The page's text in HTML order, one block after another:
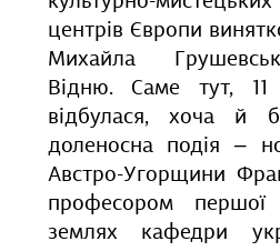
центрів Європи
Михайла
Відню. Саме тут, 11
відбулася, хоча й
доленосна подія ‒
Австро-Угорщини
професором першої
землях кафедри